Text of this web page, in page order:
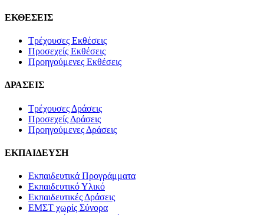
ΕΚΘΕΣΕΙΣ
Τρέχουσες Εκθέσεις
Προσεχείς Εκθέσεις
Προηγούμενες Εκθέσεις
ΔΡΑΣΕΙΣ
Τρέχουσες Δράσεις
Προσεχείς Δράσεις
Προηγούμενες Δράσεις
ΕΚΠΑΙΔΕΥΣΗ
Εκπαιδευτικά Προγράμματα
Εκπαιδευτικό Υλικό
Εκπαιδευτικές Δράσεις
ΕΜΣΤ χωρίς Σύνορα